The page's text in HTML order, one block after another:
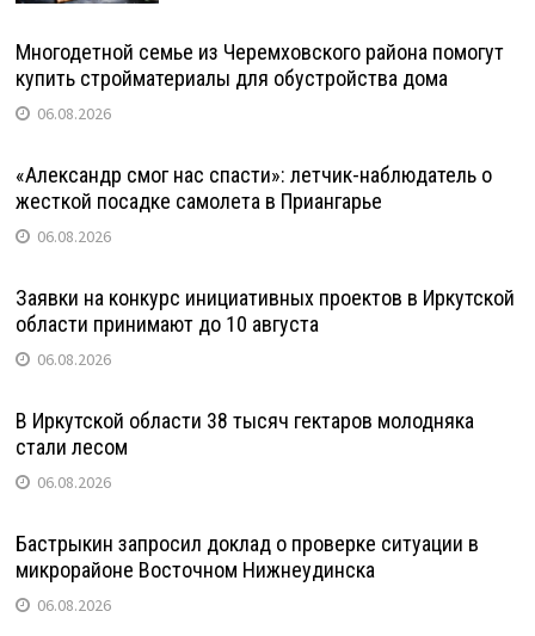
Многодетной семье из Черемховского района помогут
купить стройматериалы для обустройства дома
06.08.2026
«Александр смог нас спасти»: летчик-наблюдатель о
жесткой посадке самолета в Приангарье
06.08.2026
Заявки на конкурс инициативных проектов в Иркутской
области принимают до 10 августа
06.08.2026
В Иркутской области 38 тысяч гектаров молодняка
стали лесом
06.08.2026
Бастрыкин запросил доклад о проверке ситуации в
микрорайоне Восточном Нижнеудинска
06.08.2026